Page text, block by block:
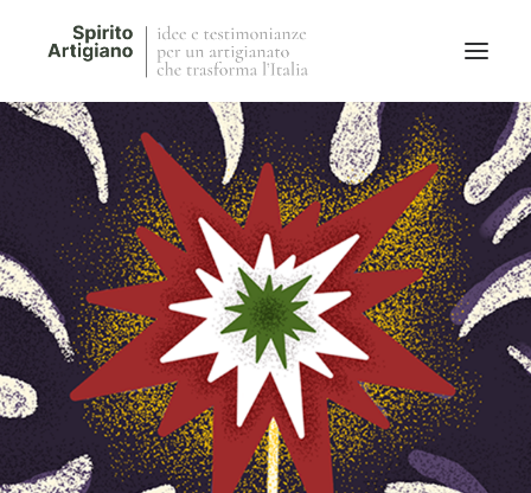
Questo sito
Magazine
Stories
QFG
Collaborano con noi